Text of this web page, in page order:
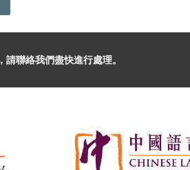
，請聯絡我們盡快進行處理。